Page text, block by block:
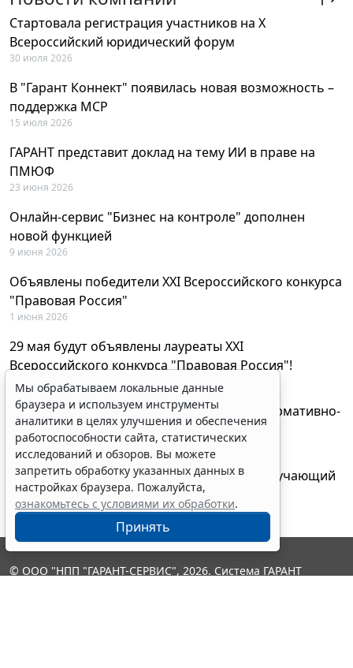
Стартовала регистрация участников на X
Всероссийский юридический форум
30 июля 2026
В "Гарант Коннект" появилась новая возможность –
поддержка MCP
15 июля 2026
ГАРАНТ представит доклад на тему ИИ в праве на
ПМЮФ
23 июня 2026
Онлайн-сервис "Бизнес на контроле" дополнен
новой функцией
9 июня 2026
Объявлены победители XXI Всероссийского конкурса
"Правовая Россия"
1 июня 2026
29 мая будут объявлены лауреаты XXI
Всероссийского конкурса "Правовая Россия"!
27 мая 2026
AI-ассистент Искра теперь анализирует нормативно-
техническую документацию
28 апреля 2026
"ГАРАНТ Электронный экспресс" провел обучающий
вебинар по работе с AI-ассистентом Искра
23 апреля 2026
Мы обрабатываем локальные данные
браузера и используем инструменты
аналитики в целях улучшения и обеспечения
работоспособности сайта, статистических
исследований и обзоров. Вы можете
запретить обработку указанных данных в
настройках браузера. Пожалуйста,
ознакомьтесь с условиями их обработки.
Принять
© ООО "НПП "ГАРАНТ-СЕРВИС", 2026. Система ГАРАНТ